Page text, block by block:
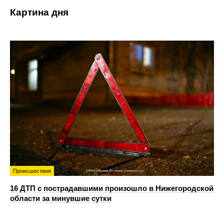
Картина дня
Происшествия
16 ДТП с пострадавшими произошло в Нижегородской
области за минувшие сутки